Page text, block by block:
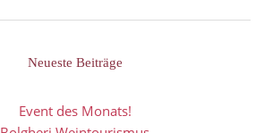
Neueste Beiträge
Event des Monats!